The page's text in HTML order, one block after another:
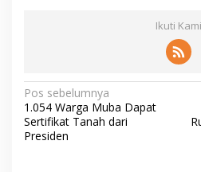
Ikuti Kami
N
a
v
Pos sebelumnya
1.054 Warga Muba Dapat
Sertifikat Tanah dari
Presiden